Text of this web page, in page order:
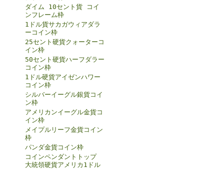
ダイム 10セント貨 コイ
ンフレーム枠
1ドル貨サカガウィアダラ
ーコイン枠
25セント硬貨クォーターコ
イン枠
50セント硬貨ハーフダラー
コイン枠
1ドル硬貨アイゼンハワー
コイン枠
シルバーイーグル銀貨コイ
ン枠
アメリカンイーグル金貨コ
イン枠
メイプルリーフ金貨コイン
枠
パンダ金貨コイン枠
コインペンダントトップ
大統領硬貨アメリカ1ドル